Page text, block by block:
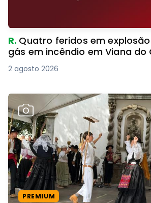
R. Quatro feridos em
gás em incêndio em Viana do
2 agosto 2026
PREMIUM